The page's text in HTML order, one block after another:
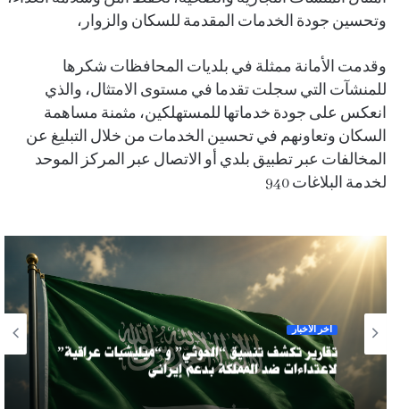
وتحسين جودة الخدمات المقدمة للسكان والزوار،
وقدمت الأمانة ممثلة في بلديات المحافظات شكرها
للمنشآت التي سجلت تقدما في مستوى الامتثال، والذي
انعكس على جودة خدماتها للمستهلكين، مثمنة مساهمة
السكان وتعاونهم في تحسين الخدمات من خلال التبليغ عن
المخالفات عبر تطبيق بلدي أو الاتصال عبر المركز الموحد
لخدمة البلاغات 940
آخر الأخبار
تقارير تكشف تنسيق “الحوثي” و “ميليشيات عراقية”
لاعتداءات ضد المملكة بدعم إيراني